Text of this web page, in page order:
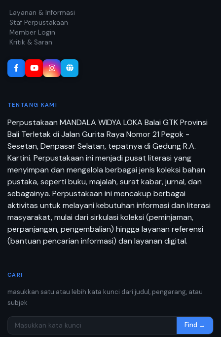
Layanan & Informasi
Staf Perpustakaan
Member Login
Kritik & Saran
TENTANG KAMI
Perpustakaan MANDALA WIDYA LOKA Balai GTK Provinsi
Bali Terletak di Jalan Gurita Raya Nomor 21 Pegok -
Sesetan, Denpasar Selatan, tepatnya di Gedung R.A.
Kartini. Perpustakaan ini menjadi pusat literasi yang
menyimpan dan mengelola berbagai jenis koleksi bahan
pustaka, seperti buku, majalah, surat kabar, jurnal, dan
sebagainya. Perpustakaan ini mencakup berbagai
aktivitas untuk melayani kebutuhan informasi dan literasi
masyarakat, mulai dari sirkulasi koleksi (peminjaman,
perpanjangan, pengembalian) hingga layanan referensi
(bantuan pencarian informasi) dan layanan digital.
CARI
masukkan satu atau lebih kata kunci dari judul, pengarang, atau
subjek
Find →